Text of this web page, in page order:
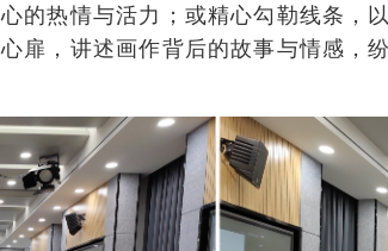
的热情与活力；或精心勾勒线条，
扉，讲述画作背后的故事与情感，